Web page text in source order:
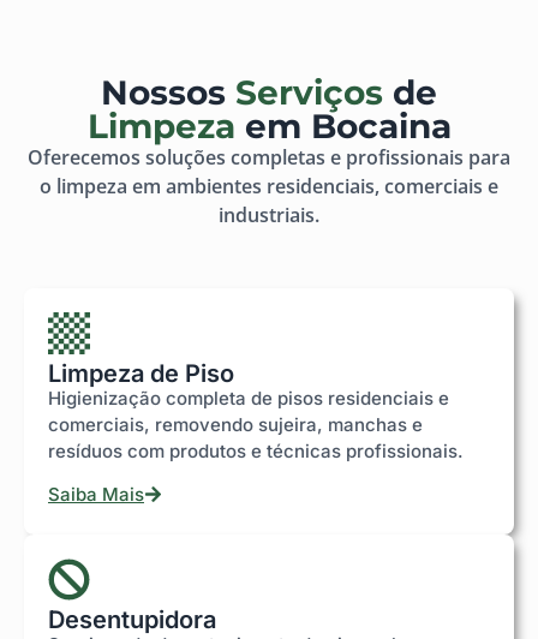
Nossos Serviços de
Limpeza em Bocaina
Oferecemos soluções completas e profissionais para
o limpeza em ambientes residenciais, comerciais e
industriais.
Limpeza de Piso
Higienização completa de pisos residenciais e
comerciais, removendo sujeira, manchas e
resíduos com produtos e técnicas profissionais.
Saiba Mais
Desentupidora